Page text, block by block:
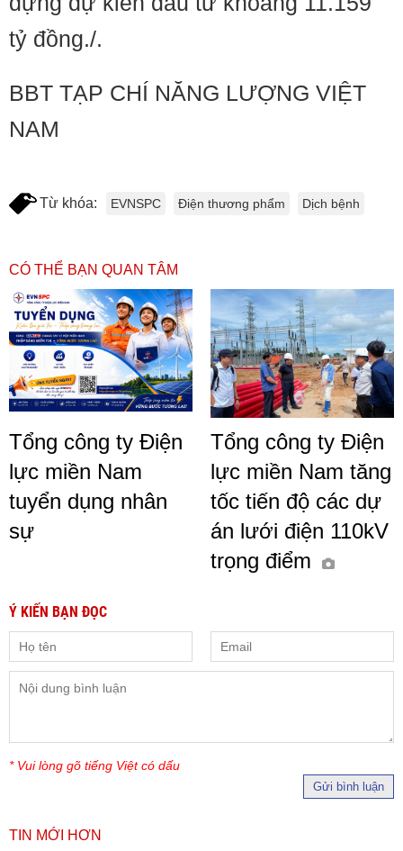
tỷ đồng./.
BBT TẠP CHÍ NĂNG LƯỢNG VIỆT
NAM
Từ khóa: EVNSPC Điện thương phẩm Dịch bệnh
CÓ THỂ BẠN QUAN TÂM
Tổng công ty Điện
lực miền Nam
tuyển dụng nhân
sự
Tổng công ty Điện
lực miền Nam tăng
tốc tiến độ các dự
án lưới điện 110kV
trọng điểm
Ý KIẾN BẠN ĐỌC
* Vui lòng gõ tiếng Việt có dấu
Gửi bình luận
TIN MỚI HƠN